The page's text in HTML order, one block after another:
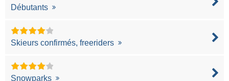
Débutants
Skieurs confirmés, freeriders
Snowparks